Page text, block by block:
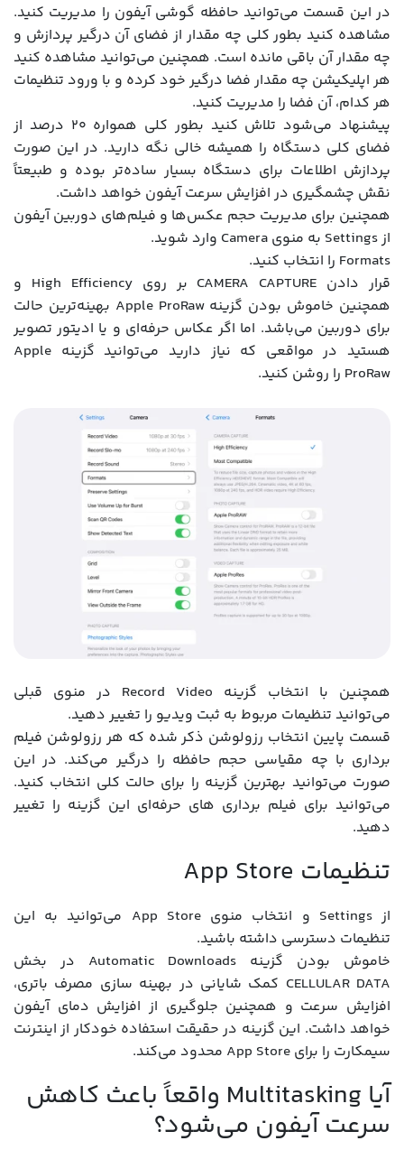
در این قسمت می‌توانید حافظه گوشی آیفون را مدیریت کنید.
مشاهده کنید بطور کلی چه مقدار از فضای آن درگیر پردازش و
چه مقدار آن باقی مانده است. همچنین می‌توانید مشاهده کنید
هر اپلیکیشن چه مقدار فضا درگیر خود کرده و با ورود تنظیمات
هر کدام، آن فضا را مدیریت کنید.
پیشنهاد می‌شود تلاش کنید بطور کلی همواره ۲۰ درصد از
فضای کلی دستگاه را همیشه خالی نگه دارید. در این صورت
پردازش اطلاعات برای دستگاه بسیار ساده‌تر بوده و طبیعتاً
نقش چشمگیری در افزایش سرعت آیفون خواهد داشت.
همچنین برای مدیریت حجم عکس‌ها و فیلم‌های دوربین آیفون
از Settings به منوی Camera وارد شوید.
Formats را انتخاب کنید.
قرار دادن CAMERA CAPTURE بر روی High Efficiency و
همچنین خاموش بودن گزینه Apple ProRaw بهینه‌ترین حالت
برای دوربین می‌باشد. اما اگر عکاس حرفه‌ای و یا ادیتور تصویر
هستید در مواقعی که نیاز دارید می‌توانید گزینه Apple
ProRaw را روشن کنید.
همچنین با انتخاب گزینه Record Video در منوی قبلی
می‌توانید تنظیمات مربوط به ثبت ویدیو را تغییر دهید.
قسمت پایین انتخاب رزولوشن ذکر شده که هر رزولوشن فیلم
برداری با چه مقیاسی حجم حافظه را درگیر می‌کند. در این
صورت می‌توانید بهترین گزینه را برای حالت کلی انتخاب کنید.
می‌توانید برای فیلم برداری های حرفه‌ای این گزینه را تغییر
دهید.
تنظیمات App Store
از Settings و انتخاب منوی App Store می‌توانید به این
تنظیمات دسترسی داشته باشید.
خاموش بودن گزینه Automatic Downloads در بخش
CELLULAR DATA کمک شایانی در بهینه سازی مصرف باتری،
افزایش سرعت و همچنین جلوگیری از افزایش دمای آیفون
خواهد داشت. این گزینه در حقیقت استفاده خودکار از اینترنت
سیمکارت را برای App Store محدود می‌کند.
آیا Multitasking واقعاً باعث کاهش
سرعت آیفون می‌شود؟